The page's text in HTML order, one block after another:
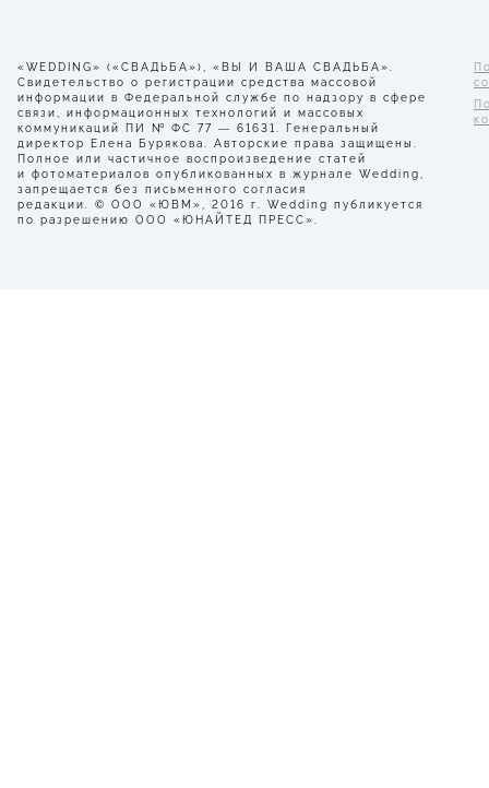
«WEDDING» («СВАДЬБА»), «ВЫ И ВАША СВАДЬБА».
Свидетельство о регистрации средства массовой
информации в Федеральной службе по надзору в сфере
связи, информационных технологий и массовых
коммуникаций ПИ № ФС 77 — 61631. Генеральный
директор Елена Бурякова. Авторские права защищены.
Полное или частичное воспроизведение статей
и фотоматериалов опубликованных в журнале Wedding,
запрещается без письменного согласия
редакции. © ООО «ЮВМ», 2016 г. Wedding публикуется
по разрешению ООО «ЮНАЙТЕД ПРЕСС».